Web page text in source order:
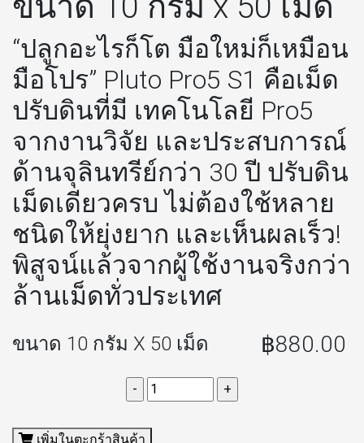
“ปลูกอะไรก็โต มือใหม่ก็เหมือน
มือโปร” Pluto Pro5 S1 คือเม็ด
ปรับดินที่มี เทคโนโลยี Pro5
จากงานวิจัย และประสบการณ์
ด้านจุลินทรีย์กว่า 30 ปี ปรับดิน
เม็ดเดียวครบ ไม่ต้องใช้หลาย
ชนิดให้ยุ่งยาก และเห็นผลเร็ว!
พิสูจน์แล้วจากผู้ใช้งานจริงกว่า
ล้านเม็ดทั่วประเทศ
ขนาด 10 กรัม X 50 เม็ด ฿880.00
เพิ่มในตะกร้าสินค้า